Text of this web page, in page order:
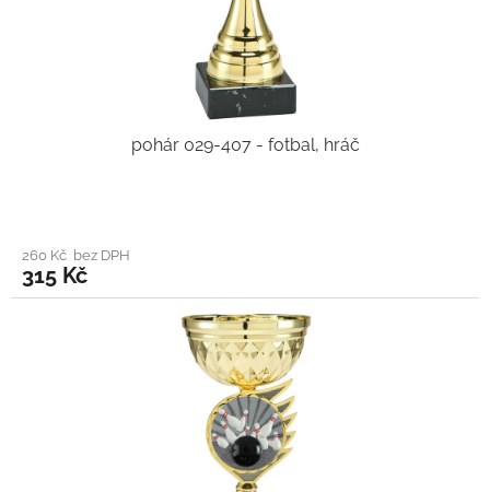
pohár 029-407 - fotbal, hráč
260 Kč bez DPH
315 Kč